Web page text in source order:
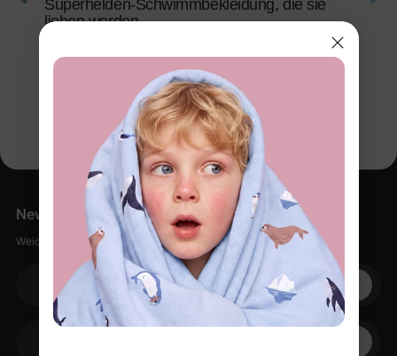
Superhelden-Schwimmbekleidung, die sie
lieben werden
Newsletter
Weiche Sachen, kleine Rabatte, null Spam.
Ihre E-Mail